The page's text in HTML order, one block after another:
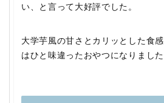
い、と言って大好評でした。
大学芋風の甘さとカリッとした食
はひと味違ったおやつになりました